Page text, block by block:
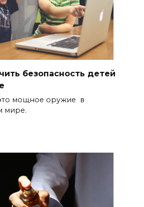
безопасность детей
мощное оружие в
мире.